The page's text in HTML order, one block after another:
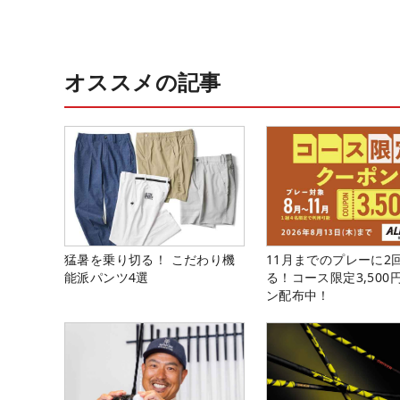
オススメの記事
猛暑を乗り切る！ こだわり機
能派パンツ4選
11月までのプレーに2
る！コース限定3,500
ン配布中！